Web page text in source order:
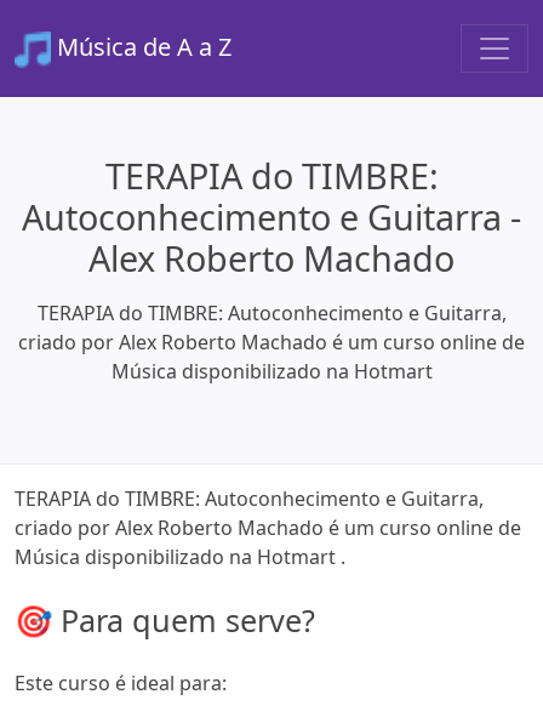
Música de A a Z
TERAPIA do TIMBRE:
Autoconhecimento e Guitarra -
Alex Roberto Machado
TERAPIA do TIMBRE: Autoconhecimento e Guitarra,
criado por Alex Roberto Machado é um curso online de
Música disponibilizado na Hotmart
TERAPIA do TIMBRE: Autoconhecimento e Guitarra,
criado por Alex Roberto Machado é um curso online de
Música disponibilizado na Hotmart .
🎯 Para quem serve?
Este curso é ideal para: